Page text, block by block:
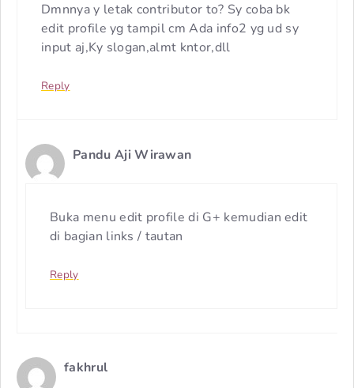
Dmnnya y letak contributor to? Sy coba bk
edit profile yg tampil cm Ada info2 yg ud sy
input aj,Ky slogan,almt kntor,dll
Reply
Pandu Aji Wirawan
Buka menu edit profile di G+ kemudian edit
di bagian links / tautan
Reply
fakhrul